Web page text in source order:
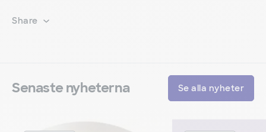
Share
Senaste nyheterna Se alla nyheter